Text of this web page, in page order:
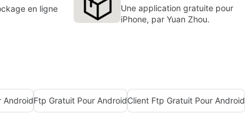
en ligne
Une application gratuite pour
iPhone, par Yuan Zhou.
AndroidFtp Gratuit Pour AndroidClient Ftp Gratuit Pour Android